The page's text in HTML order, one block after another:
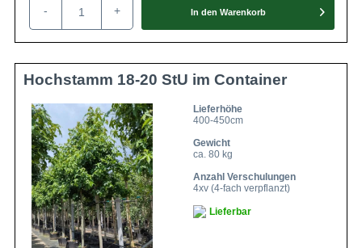
- + In den Warenkorb
Hochstamm 18-20 StU im Container
Lieferhöhe
400-450cm
Gewicht
ca. 80 kg
Anzahl Verschulungen
4xv (4-fach verpflanzt)
Lieferbar